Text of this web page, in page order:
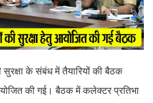
के संबंध में तैयारियों की बैठक
की गई। बैठक में कलेक्टर प्रतिभा